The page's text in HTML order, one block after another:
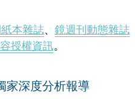
本雜誌、 鏡週刊動態雜誌
授權資訊。
家深度分析報導